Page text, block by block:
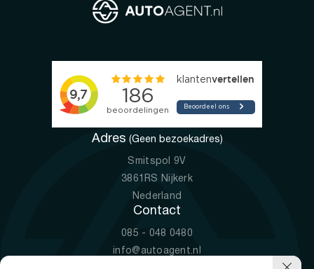
Adres (Geen bezoekadres)
Smitspol 9V
3861RS Nijkerk
Nederland
Contact
085 - 048 0480
info@autoagent.nl